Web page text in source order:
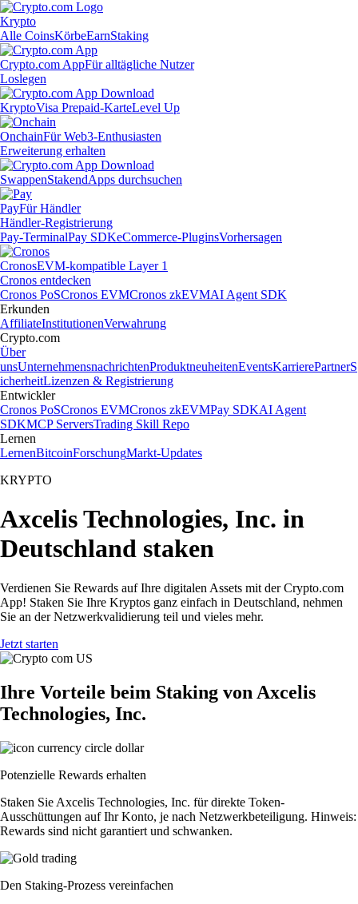
Krypto
Alle CoinsKörbeEarnStaking
Crypto.com AppFür alltägliche Nutzer
Loslegen
KryptoVisa Prepaid-KarteLevel Up
OnchainFür Web3-Enthusiasten
Erweiterung erhalten
SwappenStakendApps durchsuchen
PayFür Händler
Händler-Registrierung
Pay-TerminalPay SDKeCommerce-PluginsVorhersagen
CronosEVM-kompatible Layer 1
Cronos entdecken
Cronos PoSCronos EVMCronos zkEVMAI Agent SDK
Erkunden
AffiliateInstitutionenVerwahrung
Crypto.com
Über
unsUnternehmensnachrichtenProduktneuheitenEventsKarrierePartnerS
icherheitLizenzen & Registrierung
Entwickler
Cronos PoSCronos EVMCronos zkEVMPay SDKAI Agent
SDKMCP ServersTrading Skill Repo
Lernen
LernenBitcoinForschungMarkt-Updates
KRYPTO
Axcelis Technologies, Inc. in
Deutschland staken
Verdienen Sie Rewards auf Ihre digitalen Assets mit der Crypto.com
App! Staken Sie Ihre Kryptos ganz einfach in Deutschland, nehmen
Sie an der Netzwerkvalidierung teil und vieles mehr.
Jetzt starten
Ihre Vorteile beim Staking von Axcelis
Technologies, Inc.
Potenzielle Rewards erhalten
Staken Sie Axcelis Technologies, Inc. für direkte Token-
Ausschüttungen auf Ihr Konto, je nach Netzwerkbeteiligung. Hinweis:
Rewards sind nicht garantiert und schwanken.
Den Staking-Prozess vereinfachen